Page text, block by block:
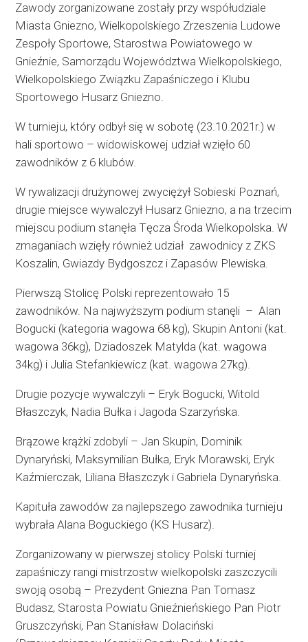
Zawody zorganizowane zostały przy współudziale
Miasta Gniezno, Wielkopolskiego Zrzeszenia Ludowe
Zespoły Sportowe, Starostwa Powiatowego w
Gnieźnie, Samorządu Województwa Wielkopolskiego,
Wielkopolskiego Związku Zapaśniczego i Klubu
Sportowego Husarz Gniezno.
W turnieju, który odbył się w sobotę (23.10.2021r.) w
hali sportowo – widowiskowej udział wzięło 60
zawodników z 6 klubów.
W rywalizacji drużynowej zwyciężył Sobieski Poznań,
drugie miejsce wywalczył Husarz Gniezno, a na trzecim
miejscu podium stanęła Tęcza Środa Wielkopolska. W
zmaganiach wzięły również udział zawodnicy z ZKS
Koszalin, Gwiazdy Bydgoszcz i Zapasów Plewiska.
Pierwszą Stolicę Polski reprezentowało 15
zawodników. Na najwyższym podium stanęli – Alan
Bogucki (kategoria wagowa 68 kg), Skupin Antoni (kat.
wagowa 36kg), Dziadoszek Matylda (kat. wagowa
34kg) i Julia Stefankiewicz (kat. wagowa 27kg).
Drugie pozycje wywalczyli – Eryk Bogucki, Witold
Błaszczyk, Nadia Bułka i Jagoda Szarzyńska.
Brązowe krążki zdobyli – Jan Skupin, Dominik
Dynaryński, Maksymilian Bułka, Eryk Morawski, Eryk
Kaźmierczak, Liliana Błaszczyk i Gabriela Dynaryńska.
Kapituła zawodów za najlepszego zawodnika turnieju
wybrała Alana Boguckiego (KS Husarz).
Zorganizowany w pierwszej stolicy Polski turniej
zapaśniczy rangi mistrzostw wielkopolski zaszczycili
swoją osobą – Prezydent Gniezna Pan Tomasz
Budasz, Starosta Powiatu Gnieźnieńskiego Pan Piotr
Gruszczyński, Pan Stanisław Dolaciński